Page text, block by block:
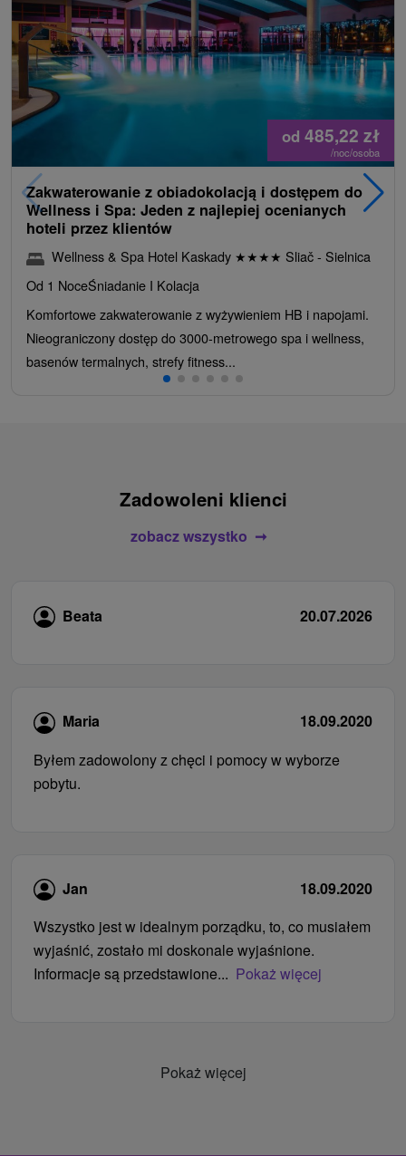
od 485,22 zł
/noc/osoba
Zakwaterowanie z obiadokolacją i dostępem do
Wellness i Spa: Jeden z najlepiej ocenianych
hoteli przez klientów
Wellness & Spa Hotel Kaskady ★★★★ Sliač - Sielnica
Od 1 NoceŚniadanie I Kolacja
Komfortowe zakwaterowanie z wyżywieniem HB i napojami.
Nieograniczony dostęp do 3000-metrowego spa i wellness,
basenów termalnych, strefy fitness...
Zadowoleni klienci
zobacz wszystko
Beata 20.07.2026
Maria
18.09.2020
Byłem zadowolony z chęci i pomocy w wyborze
pobytu.
Jan
18.09.2020
Wszystko jest w idealnym porządku, to, co musiałem
wyjaśnić, zostało mi doskonale wyjaśnione.
Informacje są przedstawione... Pokaż więcej
Pokaż więcej